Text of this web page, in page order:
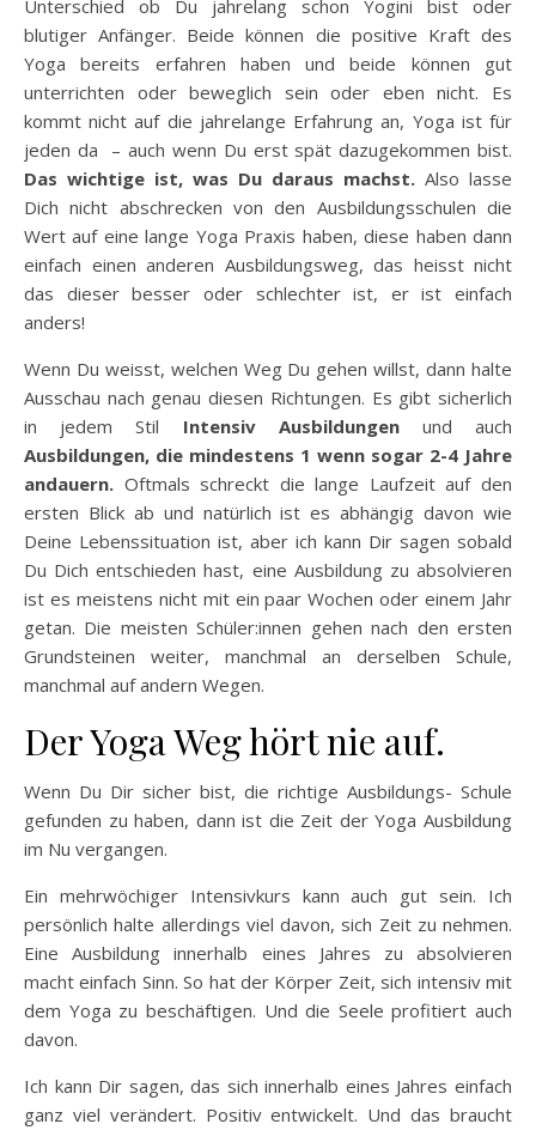
Unterschied ob Du jahrelang schon Yogini bist oder
blutiger Anfänger. Beide können die positive Kraft des
Yoga bereits erfahren haben und beide können gut
unterrichten oder beweglich sein oder eben nicht. Es
kommt nicht auf die jahrelange Erfahrung an, Yoga ist für
jeden da – auch wenn Du erst spät dazugekommen bist.
Das wichtige ist, was Du daraus machst. Also lasse
Dich nicht abschrecken von den Ausbildungsschulen die
Wert auf eine lange Yoga Praxis haben, diese haben dann
einfach einen anderen Ausbildungsweg, das heisst nicht
das dieser besser oder schlechter ist, er ist einfach
anders!
Wenn Du weisst, welchen Weg Du gehen willst, dann halte
Ausschau nach genau diesen Richtungen. Es gibt sicherlich
in jedem Stil Intensiv Ausbildungenund auch
Ausbildungen, die mindestens 1 wenn sogar 2-4 Jahre
andauern. Oftmals schreckt die lange Laufzeit auf den
ersten Blick ab und natürlich ist es abhängig davon wie
Deine Lebenssituation ist, aber ich kann Dir sagen sobald
Du Dich entschieden hast, eine Ausbildung zu absolvieren
ist es meistens nicht mit ein paar Wochen oder einem Jahr
getan. Die meisten Schüler:innen gehen nach den ersten
Grundsteinen weiter, manchmal an derselben Schule,
manchmal auf andern Wegen.
Der Yoga Weg hört nie auf.
Wenn Du Dir sicher bist, die richtige Ausbildungs- Schule
gefunden zu haben, dann ist die Zeit der Yoga Ausbildung
im Nu vergangen.
Ein mehrwöchiger Intensivkurs kann auch gut sein. Ich
persönlich halte allerdings viel davon, sich Zeit zu nehmen.
Eine Ausbildung innerhalb eines Jahres zu absolvieren
macht einfach Sinn. So hat der Körper Zeit, sich intensiv mit
dem Yoga zu beschäftigen. Und die Seele profitiert auch
davon.
Ich kann Dir sagen, das sich innerhalb eines Jahres einfach
ganz viel verändert. Positiv entwickelt. Und das braucht